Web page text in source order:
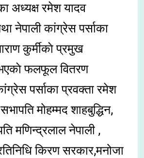
अध्यक्ष रमेश यादव
नेपाली कांग्रेस पर्साका
कुर्मीकाे प्रमुख
फलफूल वितरण
पर्साका प्रवक्ता रमेश
मोहम्मद शाहबुद्धिन,
मणिन्द्रलाल नेपाली ,
किरण सरकार,मनोजा